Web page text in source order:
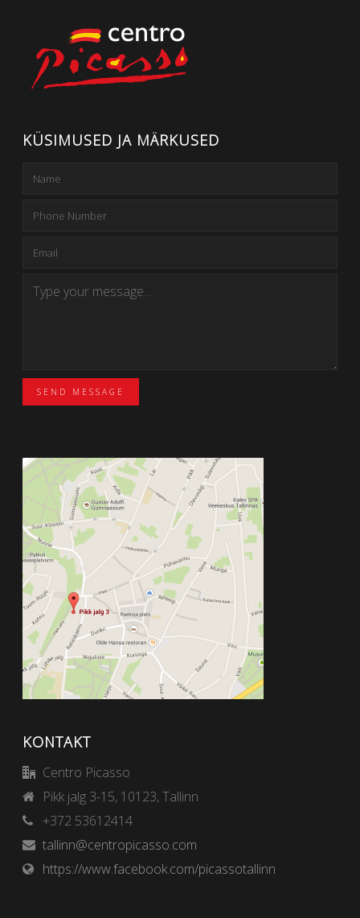
KÜSIMUSED JA MÄRKUSED
SEND MESSAGE
KONTAKT
Centro Picasso
Pikk jalg 3-15, 10123, Tallinn
+372 53612414
tallinn@centropicasso.com
https://www.facebook.com/picassotallinn